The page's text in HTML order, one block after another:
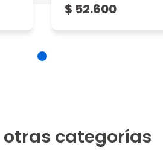
$ 52.600
otras categorías